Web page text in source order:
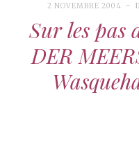
2 NOVEMBRE 2004
Sur les pas
DER